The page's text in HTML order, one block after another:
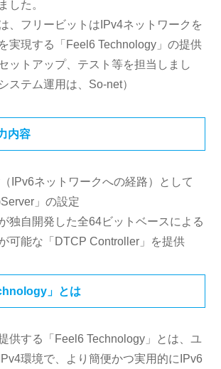
した。
、フリービットはIPv4ネットワークを
実現する「Feel6 Technology」の提供
ットアップ、テスト等を担当しまし
ステム運用は、So-net）
内容
IPv6ネットワークへの経路）として
」の設定
独自開発した全64ビットベースによる
可能な「DTCP Controller」を提供
」とは
供する「Feel6 Technology」とは、ユ
環境で、より簡便かつ実用的にIPv6